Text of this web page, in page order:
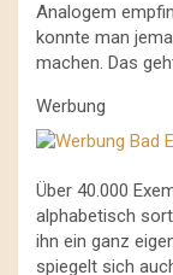
Analogem
konnte man
machen. Das
Werbung
Über 40.000
alphabetisch
ihn ein ganz
spiegelt sich